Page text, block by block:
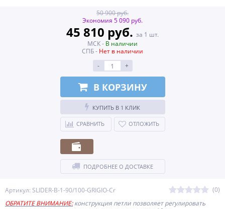
Артикул: SLIDER-B-1-90/100-GRIGIO-Cr
(0)
ОБРАТИТЕ ВНИМАНИЕ:конструкция петли позволяет регулировать
50 900 руб.
Экономия 5 090 руб.
45 810 руб. за 1 шт.
МСК - В наличии
СПБ - Нет в наличии
-
+
В КОРЗИНУ
КУПИТЬ В 1 КЛИК
СРАВНИТЬ ОТЛОЖИТЬ
ПОДРОБНЕЕ О ДОСТАВКЕ